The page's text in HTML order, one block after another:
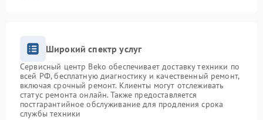
Широкий спектр услуг
Сервисный центр Beko обеспечивает доставку техники по
всей РФ, бесплатную диагностику и качественный ремонт,
включая срочный ремонт. Клиенты могут отслеживать
статус ремонта онлайн. Также предоставляется
постгарантийное обслуживание для продления срока
службы техники